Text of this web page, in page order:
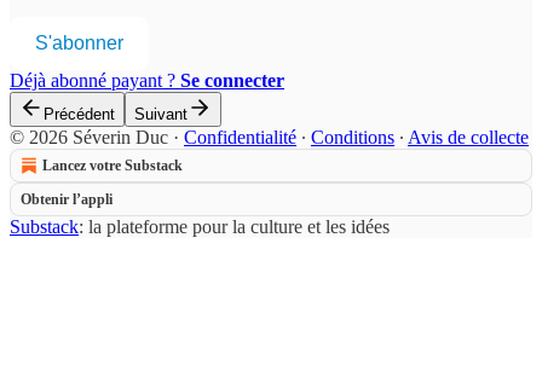
S'abonner
Déjà abonné payant ? Se connecter
Précédent Suivant
© 2026 Séverin Duc · Confidentialité ∙ Conditions ∙ Avis de collecte
Lancez votre Substack
Obtenir l’appli
Substack: la plateforme pour la culture et les idées